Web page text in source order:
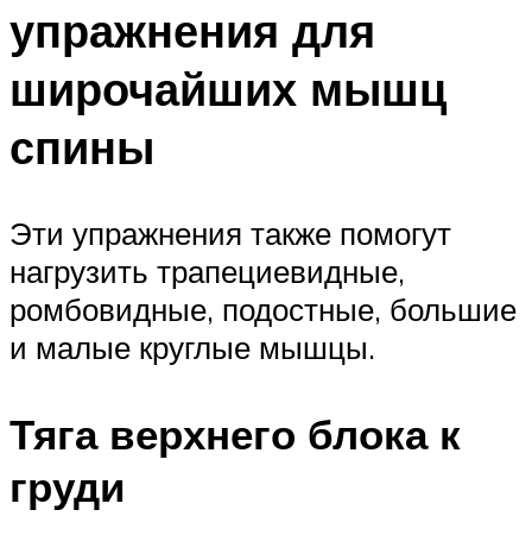
упражнения для
широчайших мышц
спины
Эти упражнения также помогут
нагрузить трапециевидные,
ромбовидные, подостные, большие
и малые круглые мышцы.
Тяга верхнего блока к
груди